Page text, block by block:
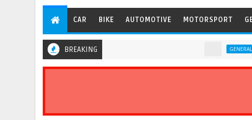
CAR BIKE AUTOMOTIVE MOTORSPORT
BREAKING